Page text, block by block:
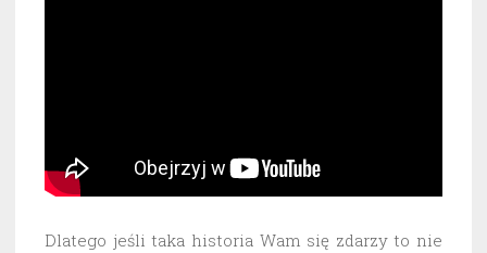
Dlatego jeśli taka historia Wam się zdarzy to nie